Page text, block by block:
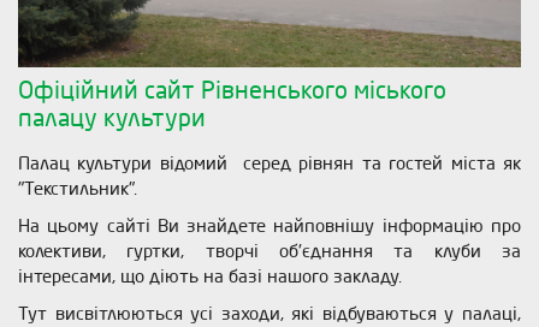
Офіційний сайт Рівненського міського
палацу культури
Палац культури відомий серед рівнян та гостей міста як
"Текстильник".
На цьому сайті Ви знайдете найповнішу інформацію про
колективи, гуртки, творчі об'єднання та клуби за
інтересами, що діють на базі нашого закладу.
Тут висвітлюються усі заходи, які відбуваються у палаці,